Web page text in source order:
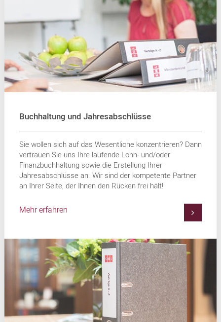
Buchhaltung und Jahresabschlüsse
Sie wollen sich auf das Wesentliche konzentrieren? Dann
vertrauen Sie uns Ihre laufende Lohn- und/oder
Finanzbuchhaltung sowie die Erstellung Ihrer
Jahresabschlüsse an. Wir sind der kompetente Partner
an Ihrer Seite, der Ihnen den Rücken frei hält!
Mehr erfahren